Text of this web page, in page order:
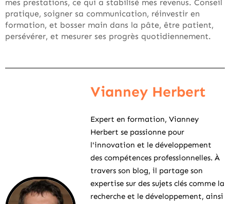
mes prestations, ce qui a stabilisé mes revenus. Conseil
pratique, soigner sa communication, réinvestir en
formation, et bosser main dans la pâte, être patient,
persévérer, et mesurer ses progrès quotidiennement.
Vianney Herbert
Expert en formation, Vianney
Herbert se passionne pour
l'innovation et le développement
des compétences professionnelles. À
travers son blog, il partage son
expertise sur des sujets clés comme la
recherche et le développement, ainsi